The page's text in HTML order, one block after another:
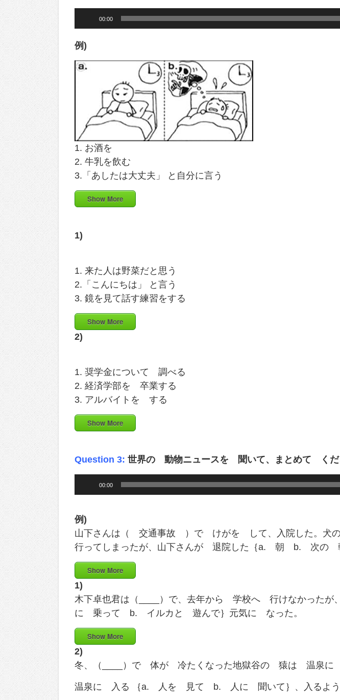
Player
00:00
例)
1. お酒を
2. 牛乳を飲む
3.「あしたは大丈夫」 と自分に言う
Show More
1)
1. 来た人は野菜だと思う
2.「こんにちは」 と言う
3. 鏡を見て話す練習をする
Show More
2)
1. 奨学金について 調べる
2. 経済学部を 卒業する
3. アルバイトを する
Show More
Question 3: 世界の 動物ニュースを 聞いて、まとめて くだ
Player
00:00
例)
山下さんは（ 交通事故 ）で けがを して、入院した。犬
行ってしまったが、山下さんが 退院した｛a. 朝 b. 次の
Show More
1)
木下卓也君は（____）で、去年から 学校へ 行けなかったが
に 乗って b. イルカと 遊んで｝元気に なった。
Show More
2)
冬、（____）で 体が 冷たくなった地獄谷の 猿は 温泉に
温泉に 入る ｛a. 人を 見て b. 人に 聞いて｝、入るよう